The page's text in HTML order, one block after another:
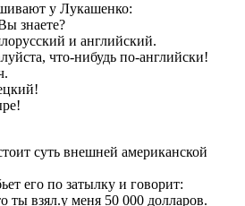
у Лукашенко:
знаете?
и английский.
что-нибудь по-английски!
суть внешней американской
его по затылку и говорит:
ты взял.у меня 50 000 долларов.